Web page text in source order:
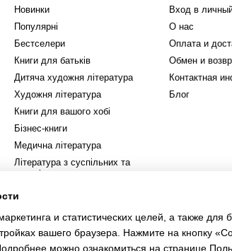
Новинки
Популярні
Бестселери
Книги для батьків
Дитяча художня література
Художня література
Книги для вашого хобі
Бізнес-книги
Медична література
Література з суспільних та
гуманітарних наук
технічних наук
Езотеричні товари
Вход в
О нас
Оплата и
Обмен и
Контактная
Блог
и статистических целей, а также для
вашего браузера. Нажмите на кнопку
можно ознакомиться на странице